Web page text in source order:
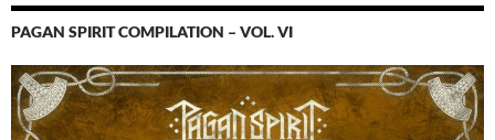
PAGAN SPIRIT COMPILATION – VOL. VI